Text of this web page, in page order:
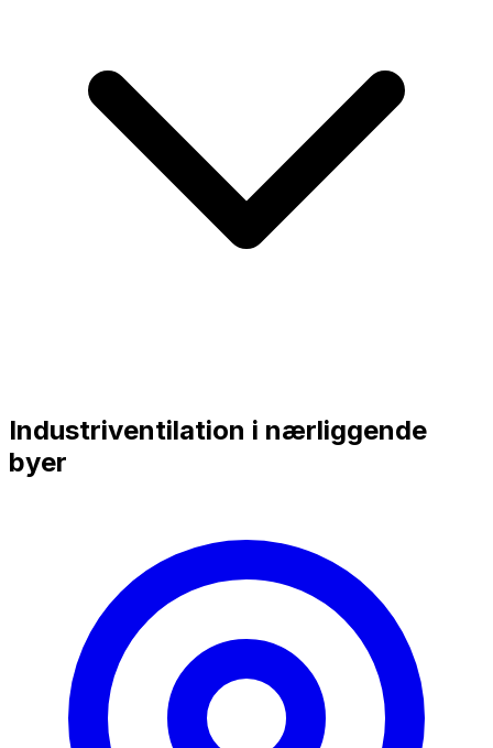
Industriventilation i nærliggende
byer